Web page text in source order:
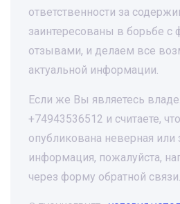
ответственности за
заинтересованы в борьбе
отзывами, и делаем все
актуальной информации.
Если же Вы являетесь
+74943536512 и считаете,
опубликована неверная
информация, пожалуйста,
через форму обратной связи.